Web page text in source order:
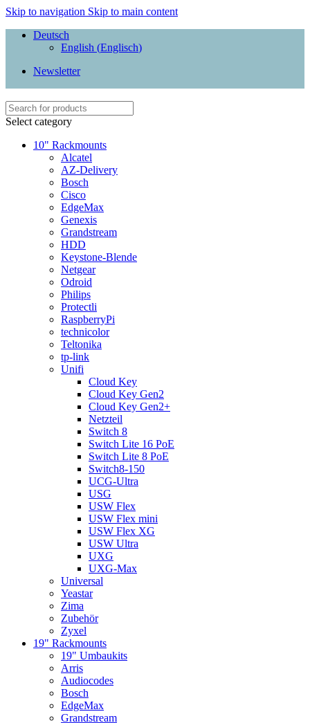
Skip to navigation Skip to main content
Deutsch
English (Englisch)
Newsletter
Select category
10" Rackmounts
Alcatel
AZ-Delivery
Bosch
Cisco
EdgeMax
Genexis
Grandstream
HDD
Keystone-Blende
Netgear
Odroid
Philips
Protectli
RaspberryPi
technicolor
Teltonika
tp-link
Unifi
Cloud Key
Cloud Key Gen2
Cloud Key Gen2+
Netzteil
Switch 8
Switch Lite 16 PoE
Switch Lite 8 PoE
Switch8-150
UCG-Ultra
USG
USW Flex
USW Flex mini
USW Flex XG
USW Ultra
UXG
UXG-Max
Universal
Yeastar
Zima
Zubehör
Zyxel
19" Rackmounts
19" Umbaukits
Arris
Audiocodes
Bosch
EdgeMax
Grandstream